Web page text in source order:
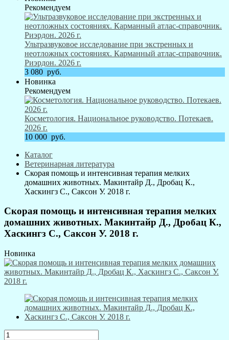
Рекомендуем
Ультразвуковое исследование при экстренных и
неотложных состояниях. Карманный атлас-справочник.
Риэрдон. 2026 г.
3 080 руб.
Новинка
Рекомендуем
Косметология. Национальное руководство. Потекаев.
2026 г.
10 000 руб.
Каталог
Ветеринарная литература
Скорая помощь и интенсивная терапия мелких
домашних животных. Макинтайр Д., Дробац К.,
Хаскингз С., Саксон У. 2018 г.
Скорая помощь и интенсивная терапия мелких
домашних животных. Макинтайр Д., Дробац К.,
Хаскингз С., Саксон У. 2018 г.
Новинка